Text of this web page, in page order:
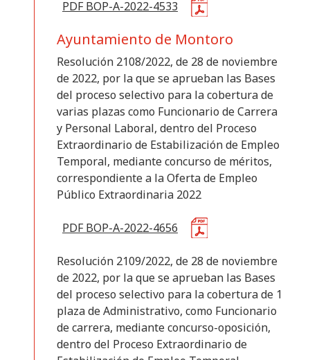
PDF BOP-A-2022-4533
Ayuntamiento de Montoro
Resolución 2108/2022, de 28 de noviembre
de 2022, por la que se aprueban las Bases
del proceso selectivo para la cobertura de
varias plazas como Funcionario de Carrera
y Personal Laboral, dentro del Proceso
Extraordinario de Estabilización de Empleo
Temporal, mediante concurso de méritos,
correspondiente a la Oferta de Empleo
Público Extraordinaria 2022
PDF BOP-A-2022-4656
Resolución 2109/2022, de 28 de noviembre
de 2022, por la que se aprueban las Bases
del proceso selectivo para la cobertura de 1
plaza de Administrativo, como Funcionario
de carrera, mediante concurso-oposición,
dentro del Proceso Extraordinario de